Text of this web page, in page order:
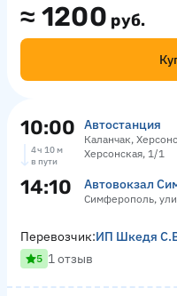
≈ 1200 руб.
10:00 Автостанция
Каланчак,
Херсонская, 1/1
4 ч 10 м
в пути
14:10 Автовокзал
Симферополь,
Перевозчик:ИП Шкедя
5 1 отзыв